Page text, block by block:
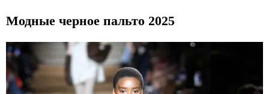
Модные черное пальто 2025